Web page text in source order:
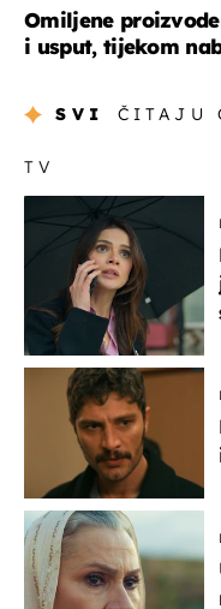
Omiljene
i usput, tijekom
SVI ČITAJU
TV